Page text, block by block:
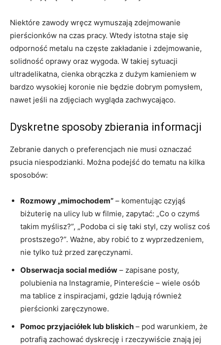
Niektóre zawody wręcz wymuszają zdejmowanie
pierścionków na czas pracy. Wtedy istotna staje się
odporność metalu na częste zakładanie i zdejmowanie,
solidność oprawy oraz wygoda. W takiej sytuacji
ultradelikatna, cienka obrączka z dużym kamieniem w
bardzo wysokiej koronie nie będzie dobrym pomysłem,
nawet jeśli na zdjęciach wygląda zachwycająco.
Dyskretne sposoby zbierania informacji
Zebranie danych o preferencjach nie musi oznaczać
psucia niespodzianki. Można podejść do tematu na kilka
sposobów:
Rozmowy „mimochodem” – komentując czyjąś
biżuterię na ulicy lub w filmie, zapytać: „Co o czymś
takim myślisz?”, „Podoba ci się taki styl, czy wolisz coś
prostszego?”. Ważne, aby robić to z wyprzedzeniem,
nie tylko tuż przed zaręczynami.
Obserwacja social mediów – zapisane posty,
polubienia na Instagramie, Pintereście – wiele osób
ma tablice z inspiracjami, gdzie lądują również
pierścionki zaręczynowe.
Pomoc przyjaciółek lub bliskich – pod warunkiem, że
potrafią zachować dyskrecję i rzeczywiście znają jej